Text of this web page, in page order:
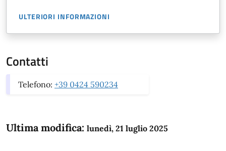
ULTERIORI INFORMAZIONI
Contatti
Telefono: +39 0424 590234
Ultima modifica: lunedì, 21 luglio 2025